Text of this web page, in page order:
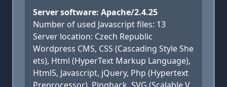
Server software: Apache/2.4.25
Number of used Javascript files: 13
Server location: Czech Republic
Wordpress CMS, CSS (Cascading Style She
ets), Html (HyperText Markup Language),
Html5, Javascript, jQuery, Php (Hypertext